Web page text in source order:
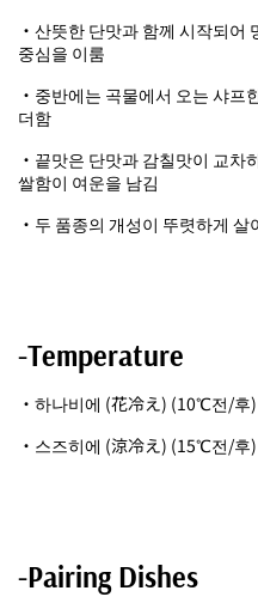
・산뜻한 단맛과 함께 시작되어
중심을 이룸
・중반에는 곡물에서 오는 샤프
더함
・끝맛은 단맛과 감칠맛이 교
쌀함이 여운을 남김
・두 품종의 개성이 뚜렷하게
-Temperature
・하나비에 (花冷え) (10℃전/후)
・스즈히에 (涼冷え) (15℃전/후)
-Pairing Dishes